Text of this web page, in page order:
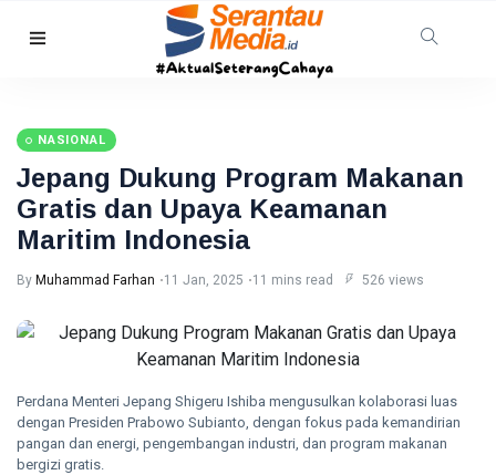
Gagalkan
Penyelundupan
1,3 Ton
Narkoba di
Perairan
Tanjung
Berakit
08 Aug,
views
PEKANBARU
Pasar
Mandek,
Pemko
Pekanbaru
Opsi Ambil
Alih
2026
views
Warga
Pelalawan
Diserang
08
NASIONAL
Jepang Dukung Program Makanan
Gratis dan Upaya Keamanan
Maritim Indonesia
By Muhammad Farhan 11 Jan, 2025 11 mins read 526 views
Perdana Menteri Jepang Shigeru Ishiba mengusulkan kolaborasi luas
dengan Presiden Prabowo Subianto, dengan fokus pada kemandirian
pangan dan energi, pengembangan industri, dan program makanan
bergizi gratis.